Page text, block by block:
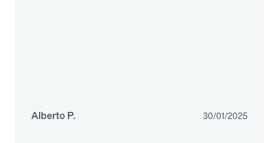
Alberto P. 30/01/2025